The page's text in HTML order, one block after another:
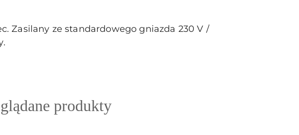
Zasilany ze standardowego gniazda 230 V /
produkty